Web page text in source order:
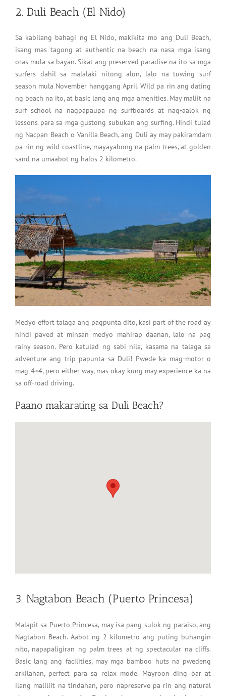
2. Duli Beach (El Nido)
Sa kabilang bahagi ng El Nido, makikita mo ang Duli Beach,
isang mas tagong at authentic na beach na nasa mga isang
oras mula sa bayan. Sikat ang preserved paradise na ito sa mga
surfers dahil sa malalaki nitong alon, lalo na tuwing surf
season mula November hanggang April. Wild pa rin ang dating
ng beach na ito, at basic lang ang mga amenities. May maliit na
surf school na nagpapaupa ng surfboards at nag-aalok ng
lessons para sa mga gustong subukan ang surfing. Hindi tulad
ng Nacpan Beach o Vanilla Beach, ang Duli ay may pakiramdam
pa rin ng wild coastline, mayayabong na palm trees, at golden
sand na umaabot ng halos 2 kilometro.
Medyo effort talaga ang pagpunta dito, kasi part of the road ay
hindi paved at minsan medyo mahirap daanan, lalo na pag
rainy season. Pero katulad ng sabi nila, kasama na talaga sa
adventure ang trip papunta sa Duli! Pwede ka mag-motor o
mag-4×4, pero either way, mas okay kung may experience ka na
sa off-road driving.
Paano makarating sa Duli Beach?
3. Nagtabon Beach (Puerto Princesa)
Malapit sa Puerto Princesa, may isa pang sulok ng paraiso, ang
Nagtabon Beach. Aabot ng 2 kilometro ang puting buhangin
nito, napapaligiran ng palm trees at ng spectacular na cliffs.
Basic lang ang facilities, may mga bamboo huts na pwedeng
arkilahan, perfect para sa relax mode. Mayroon ding bar at
ilang maliliit na tindahan, pero napreserve pa rin ang natural